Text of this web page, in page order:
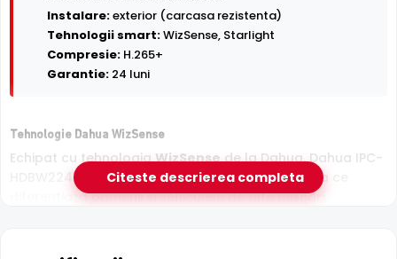
Instalare:exterior (carcasa rezistenta)
Tehnologii smart:WizSense, Starlight
Compresie: H.265+
Garantie: 24 luni
Tehnologie Dahua WizSense
Echipat cu tehnologiaWizSensede la Dahua, Dahua IPC-
HDBW2241R-ZAS-27135 ofera detectie inteligenta ce
diferentiaza oamenii si vehiculele de alte miscari,
Citeste descrierea completa